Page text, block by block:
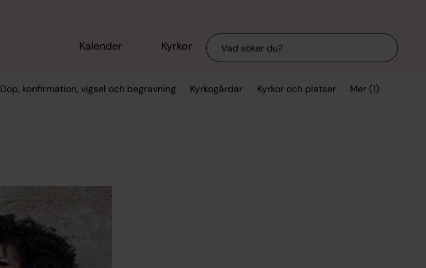
Kalender Kyrkor Sök
Dop, konfirmation, vigsel och begravning Kyrkogårdar Kyrkor och platser Mer (1)